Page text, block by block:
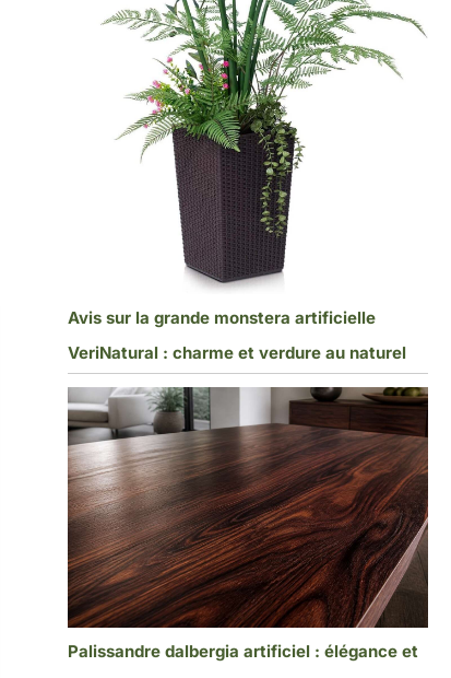
Avis sur la grande monstera artificielle
VeriNatural : charme et verdure au naturel
Palissandre dalbergia artificiel : élégance et